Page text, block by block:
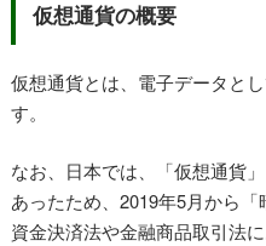
仮想通貨の概要
仮想通貨とは、電子データと
す。
なお、日本では、「仮想通貨
あったため、2019年5月から「
資金決済法や金融商品取引法